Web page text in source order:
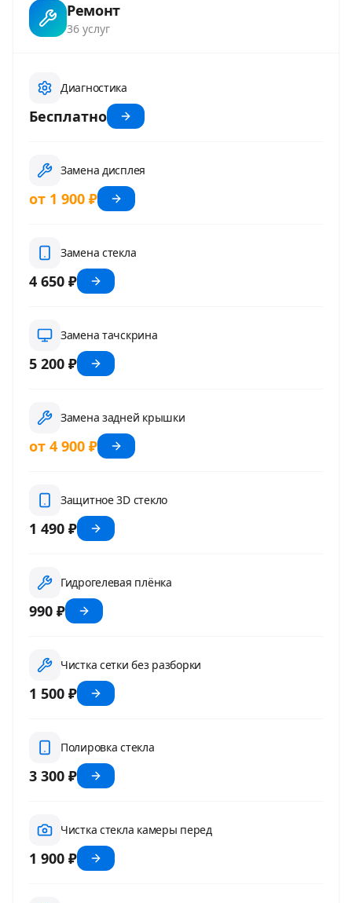
Ремонт
36 услуг
Диагностика
Бесплатно
Замена дисплея
от 1 900 ₽
Замена стекла
4 650 ₽
Замена тачскрина
5 200 ₽
Замена задней крышки
от 4 900 ₽
Защитное 3D стекло
1 490 ₽
Гидрогелевая плёнка
990 ₽
Чистка сетки без разборки
1 500 ₽
Полировка стекла
3 300 ₽
Чистка стекла камеры перед
1 900 ₽